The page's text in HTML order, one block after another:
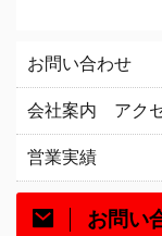
お問い合わせ
会社案内 アク
営業実績
お問い